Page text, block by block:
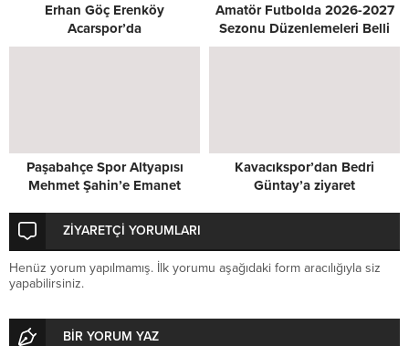
Erhan Göç Erenköy
Acarspor’da
Amatör Futbolda 2026-2027
Sezonu Düzenlemeleri Belli
Oldu
Paşabahçe Spor Altyapısı
Mehmet Şahin’e Emanet
Kavacıkspor’dan Bedri
Güntay’a ziyaret
ZİYARETÇİ YORUMLARI
Henüz yorum yapılmamış. İlk yorumu aşağıdaki form aracılığıyla siz
yapabilirsiniz.
BİR YORUM YAZ